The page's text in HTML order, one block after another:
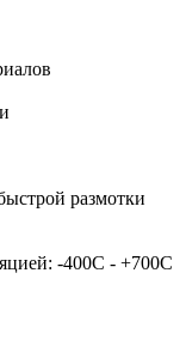
размотки
-400С - +700С